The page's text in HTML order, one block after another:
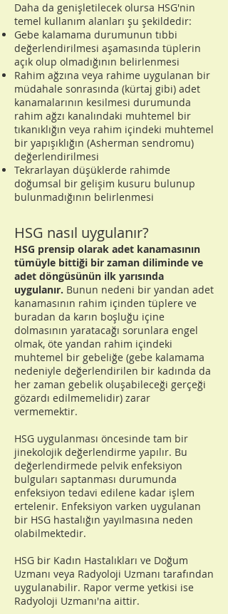
Daha da genişletilecek olursa HSG'nin
temel kullanım alanları şu şekildedir:
Gebe kalamama durumunun tıbbi
değerlendirilmesi aşamasında tüplerin
açık olup olmadığının belirlenmesi
Rahim ağzına veya rahime uygulanan bir
müdahale sonrasında (kürtaj gibi) adet
kanamalarının kesilmesi durumunda
rahim ağzı kanalındaki muhtemel bir
tıkanıklığın veya rahim içindeki muhtemel
bir yapışıklığın (Asherman sendromu)
değerlendirilmesi
Tekrarlayan düşüklerde rahimde
doğumsal bir gelişim kusuru bulunup
bulunmadığının belirlenmesi
HSG nasıl uygulanır?
HSG prensip olarak adet kanamasının
tümüyle bittiği bir zaman diliminde ve
adet döngüsünün ilk yarısında
uygulanır. Bunun nedeni bir yandan adet
kanamasının rahim içinden tüplere ve
buradan da karın boşluğu içine
dolmasının yaratacağı sorunlara engel
olmak, öte yandan rahim içindeki
muhtemel bir gebeliğe (gebe kalamama
nedeniyle değerlendirilen bir kadında da
her zaman gebelik oluşabileceği gerçeği
gözardı edilmemelidir) zarar
vermemektir.
HSG uygulanması öncesinde tam bir
jinekolojik değerlendirme yapılır. Bu
değerlendirmede pelvik enfeksiyon
bulguları saptanması durumunda
enfeksiyon tedavi edilene kadar işlem
ertelenir. Enfeksiyon varken uygulanan
bir HSG hastalığın yayılmasına neden
olabilmektedir.
HSG bir Kadın Hastalıkları ve Doğum
Uzmanı veya Radyoloji Uzmanı tarafından
uygulanabilir. Rapor verme yetkisi ise
Radyoloji Uzmanı'na aittir.